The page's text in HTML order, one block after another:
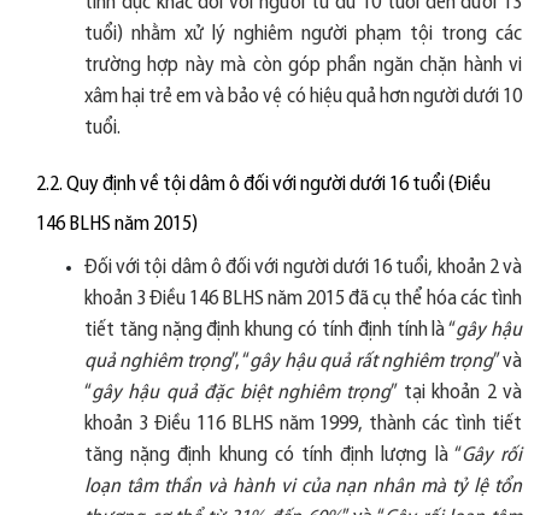
tuổi) nhằm xử lý nghiêm người phạm tội trong các
trường hợp này mà còn góp phần ngăn chặn hành vi
xâm hại trẻ em và bảo vệ có hiệu quả hơn người dưới 10
tuổi.
2.2. Quy định về tội dâm ô đối với người dưới 16 tuổi (Điều
146 BLHS năm 2015)
Đối với tội dâm ô đối với người dưới 16 tuổi, khoản 2 và
khoản 3 Điều 146 BLHS năm 2015 đã cụ thể hóa các tình
tiết tăng nặng định khung có tính định tính là “gây hậu
quả nghiêm trọng”, “gây hậu quả rất nghiêm trọng” và
“gây hậu quả đặc biệt nghiêm trọng” tại khoản 2 và
khoản 3 Điều 116 BLHS năm 1999, thành các tình tiết
tăng nặng định khung có tính định lượng là “Gây rối
loạn tâm thần và hành vi của nạn nhân mà tỷ lệ tổn